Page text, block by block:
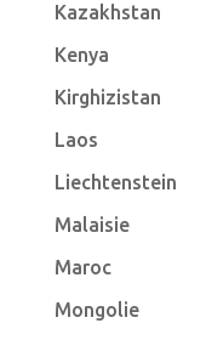
Kazakhstan
Kenya
Kirghizistan
Laos
Liechtenstein
Malaisie
Maroc
Mongolie